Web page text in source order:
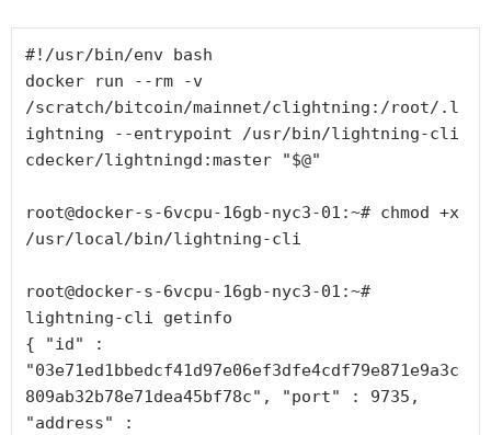
#!/usr/bin/env bash
docker run --rm -v
/scratch/bitcoin/mainnet/clightning:/root/.l
ightning --entrypoint /usr/bin/lightning-cli
cdecker/lightningd:master "$@"
root@docker-s-6vcpu-16gb-nyc3-01:~# chmod +x
/usr/local/bin/lightning-cli
root@docker-s-6vcpu-16gb-nyc3-01:~#
lightning-cli getinfo
{ "id" :
"03e71ed1bbedcf41d97e06ef3dfe4cdf79e871e9a3c
809ab32b78e71dea45bf78c", "port" : 9735,
"address" :